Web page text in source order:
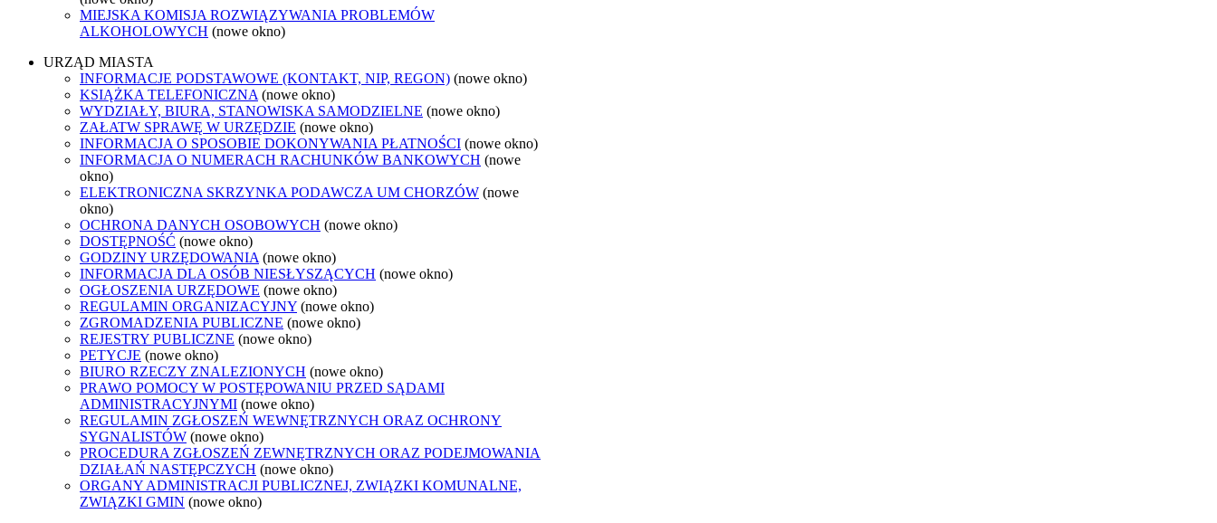
MIEJSKA KOMISJA ROZWIĄZYWANIA PROBLEMÓW
ALKOHOLOWYCH (nowe okno)
URZĄD MIASTA
INFORMACJE PODSTAWOWE (KONTAKT, NIP, REGON) (nowe okno)
KSIĄŻKA TELEFONICZNA (nowe okno)
WYDZIAŁY, BIURA, STANOWISKA SAMODZIELNE (nowe okno)
ZAŁATW SPRAWĘ W URZĘDZIE (nowe okno)
INFORMACJA O SPOSOBIE DOKONYWANIA PŁATNOŚCI (nowe okno)
INFORMACJA O NUMERACH RACHUNKÓW BANKOWYCH (nowe
okno)
ELEKTRONICZNA SKRZYNKA PODAWCZA UM CHORZÓW (nowe
okno)
OCHRONA DANYCH OSOBOWYCH (nowe okno)
DOSTĘPNOŚĆ (nowe okno)
GODZINY URZĘDOWANIA (nowe okno)
INFORMACJA DLA OSÓB NIESŁYSZĄCYCH (nowe okno)
OGŁOSZENIA URZĘDOWE (nowe okno)
REGULAMIN ORGANIZACYJNY (nowe okno)
ZGROMADZENIA PUBLICZNE (nowe okno)
REJESTRY PUBLICZNE (nowe okno)
PETYCJE (nowe okno)
BIURO RZECZY ZNALEZIONYCH (nowe okno)
PRAWO POMOCY W POSTĘPOWANIU PRZED SĄDAMI
ADMINISTRACYJNYMI (nowe okno)
REGULAMIN ZGŁOSZEŃ WEWNĘTRZNYCH ORAZ OCHRONY
SYGNALISTÓW (nowe okno)
PROCEDURA ZGŁOSZEŃ ZEWNĘTRZNYCH ORAZ PODEJMOWANIA
DZIAŁAŃ NASTĘPCZYCH (nowe okno)
ORGANY ADMINISTRACJI PUBLICZNEJ, ZWIĄZKI KOMUNALNE,
ZWIĄZKI GMIN (nowe okno)